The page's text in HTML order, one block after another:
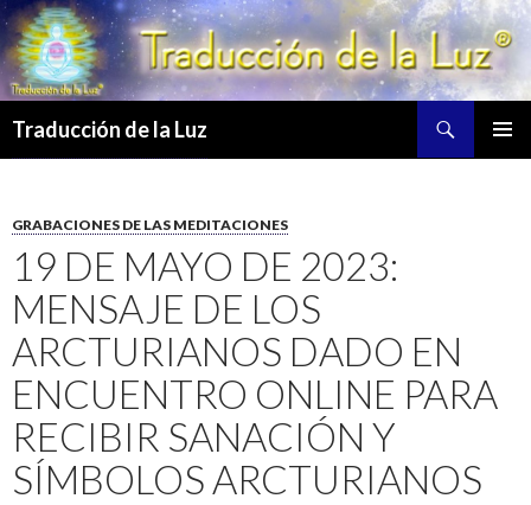
Traducción de la Luz
GRABACIONES DE LAS MEDITACIONES
19 DE MAYO DE 2023:
MENSAJE DE LOS
ARCTURIANOS DADO EN
ENCUENTRO ONLINE PARA
RECIBIR SANACIÓN Y
SÍMBOLOS ARCTURIANOS